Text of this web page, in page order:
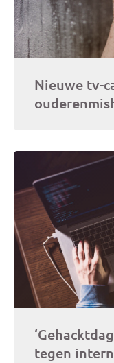
Nieuwe tv-
tegen